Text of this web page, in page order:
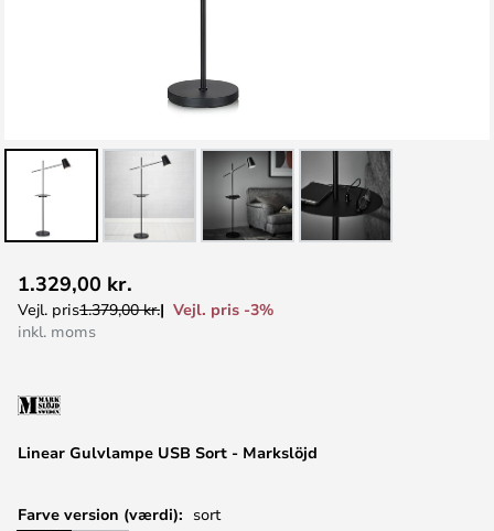
til
starten
Linear Gulvlampe USB Sort - Markslöjd
1.329,00 kr.
Vejl. pris1.379,00 kr.
Vejl. pris -3%
inkl. moms
Farve version (værdi): sort